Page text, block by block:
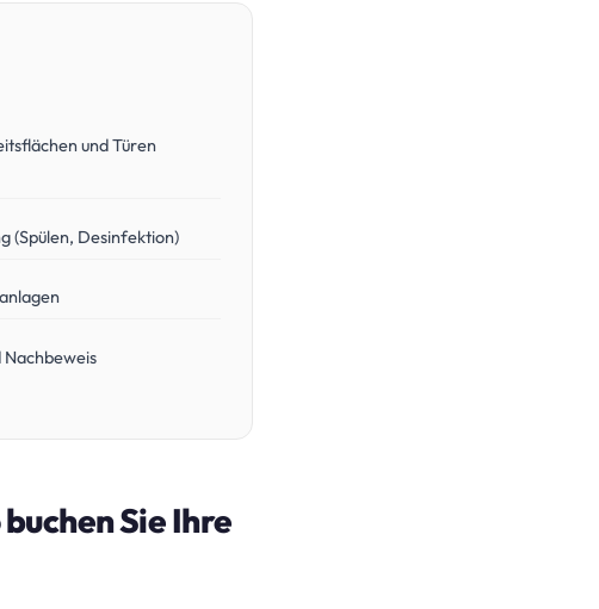
und Türen
(Spülen, Desinfektion)
Sie Ihre